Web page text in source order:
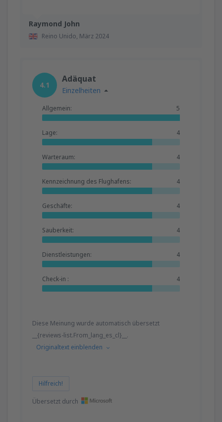
Raymond John
Reino Unido, März 2024
4.1
Adäquat
Einzelheiten
Allgemein: 5
Lage: 4
Warteraum: 4
Kennzeichnung des Flughafens: 4
Geschäfte: 4
Sauberkeit: 4
Dienstleistungen: 4
Check-in : 4
Diese Meinung wurde automatisch übersetzt
__{reviews-list.From_lang_es_cl}__.
Originaltext einblenden
Hilfreich!
Übersetzt durch